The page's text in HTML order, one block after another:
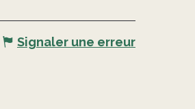
Signaler une erreur